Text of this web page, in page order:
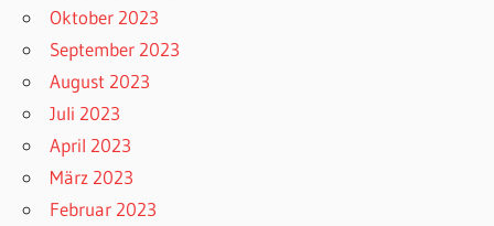
Oktober 2023
September 2023
August 2023
Juli 2023
April 2023
März 2023
Februar 2023